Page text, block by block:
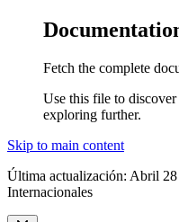
Fetch the complete
Use this file to
exploring further.
Skip to main content
Última actualización: Abril
Internacionales